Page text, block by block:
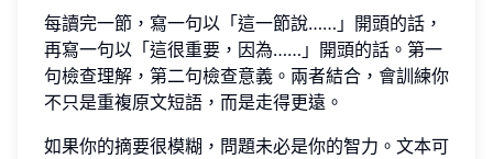
每讀完一節，寫一句以「這一節說……」開頭的話，
再寫一句以「這很重要，因為……」開頭的話。第一
句檢查理解，第二句檢查意義。兩者結合，會訓練你
不只是重複原文短語，而是走得更遠。
如果你的摘要很模糊，問題未必是你的智力。文本可